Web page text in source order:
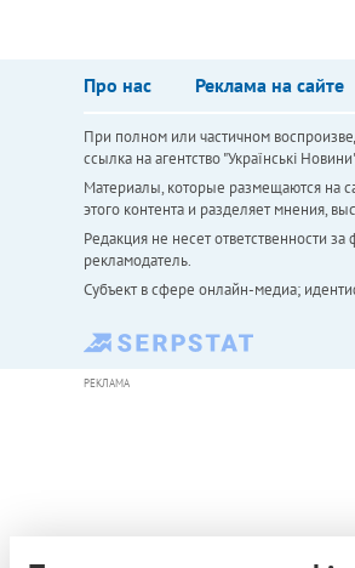
Про нас Реклама на сайте
При полном или частичном
ссылка на агентство "Українськi
Материалы, которые размещаются на
этого контента и разделяет мнения,
Редакция не несет ответственности
рекламодатель.
Субъект в сфере онлайн-медиа;
РЕКЛАМА